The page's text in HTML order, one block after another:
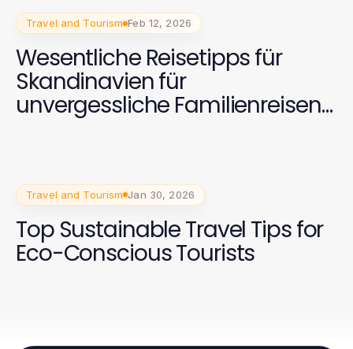
Travel and Tourism Feb 12, 2026
Wesentliche Reisetipps für
Skandinavien für
unvergessliche Familienreisen
im Jahr 2026
Travel and Tourism Jan 30, 2026
Top Sustainable Travel Tips for
Eco-Conscious Tourists